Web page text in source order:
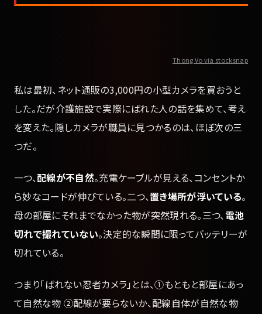
Thong Vo via stocksnap
私は最初、ネット通販の3,000円の小型カメラを買おうと
した。だが介護施設で実際にばれた人の話を集めて、考え
を変えた。隠しカメラが職員に見つかるのは、ほぼ次の三
つだ。
一つ、配線が不自然。充電ケーブルが見える、コンセントか
ら妙なコードが伸びている。二つ、置き場所が浮いている。
母の部屋にそれまでなかった物が突然現れる。三つ、電池
切れで撮れていない。決定的な瞬間に限ってバッテリーが
切れている。
つまり「ばれない忍者カメラ」とは、①もともと部屋にあっ
て自然な物 ②配線が要らないか、配線自体が自然な物